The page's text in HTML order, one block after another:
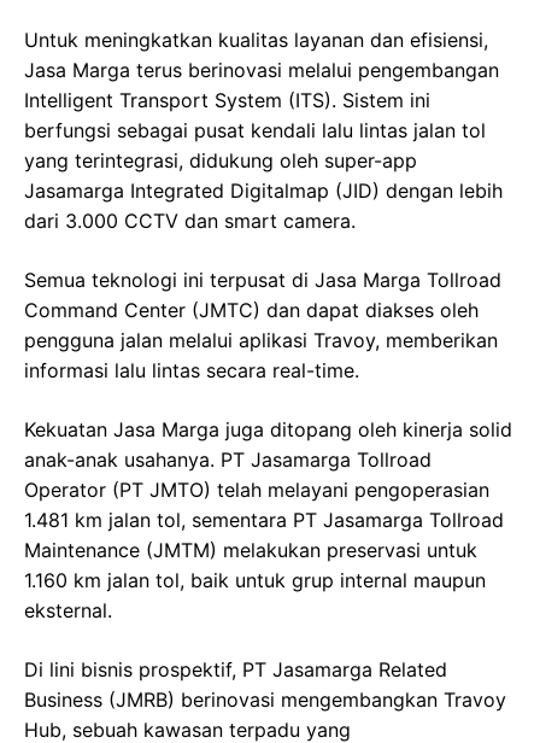
Untuk meningkatkan kualitas layanan dan efisiensi,
Jasa Marga terus berinovasi melalui pengembangan
Intelligent Transport System (ITS). Sistem ini
berfungsi sebagai pusat kendali lalu lintas jalan tol
yang terintegrasi, didukung oleh super-app
Jasamarga Integrated Digitalmap (JID) dengan lebih
dari 3.000 CCTV dan smart camera.
Semua teknologi ini terpusat di Jasa Marga Tollroad
Command Center (JMTC) dan dapat diakses oleh
pengguna jalan melalui aplikasi Travoy, memberikan
informasi lalu lintas secara real-time.
Kekuatan Jasa Marga juga ditopang oleh kinerja solid
anak-anak usahanya. PT Jasamarga Tollroad
Operator (PT JMTO) telah melayani pengoperasian
1.481 km jalan tol, sementara PT Jasamarga Tollroad
Maintenance (JMTM) melakukan preservasi untuk
1.160 km jalan tol, baik untuk grup internal maupun
eksternal.
Di lini bisnis prospektif, PT Jasamarga Related
Business (JMRB) berinovasi mengembangkan Travoy
Hub, sebuah kawasan terpadu yang